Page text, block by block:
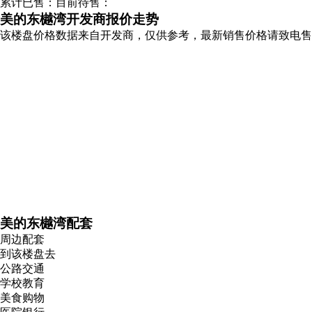
美的东樾湾开发商报价走势
该楼盘价格数据来自开发商，仅供参考，最新销售价格请致电
美的东樾湾配套
周边配套
到该楼盘去
公路交通
学校教育
美食购物